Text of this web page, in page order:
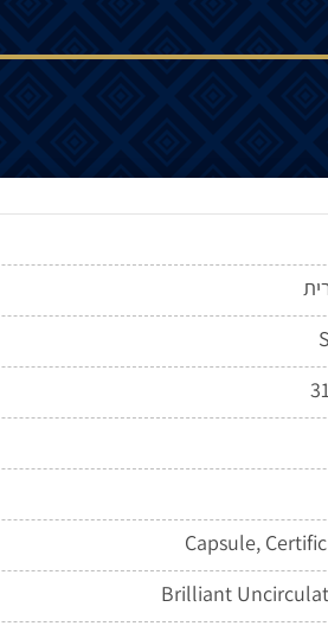
Capsule,
Brilliant